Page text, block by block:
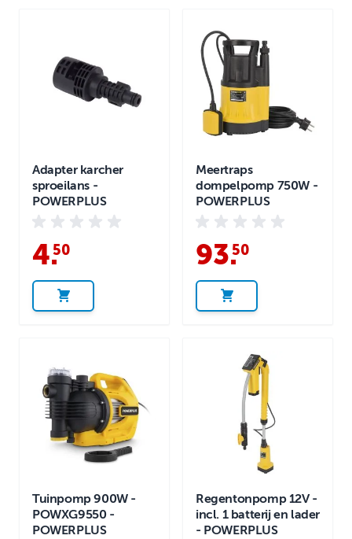
Adapter karcher
sproeilans -
POWERPLUS
4.
50
Meertraps
dompelpomp 750W -
POWERPLUS
93.
50
Tuinpomp 900W -
POWXG9550 -
POWERPLUS
Regentonpomp 12V -
incl. 1 batterij en lader
- POWERPLUS